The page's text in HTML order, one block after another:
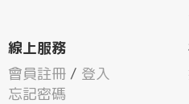
線上服務
會員註冊 / 登入
忘記密碼